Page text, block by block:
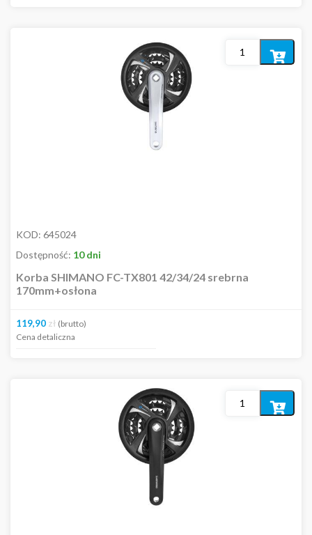
KOD: 645024
Dostępność: 10 dni
Korba SHIMANO FC-TX801 42/34/24 srebrna
170mm+osłona
119,90 zł (brutto)
Cena detaliczna
Dodaj
Dodaj